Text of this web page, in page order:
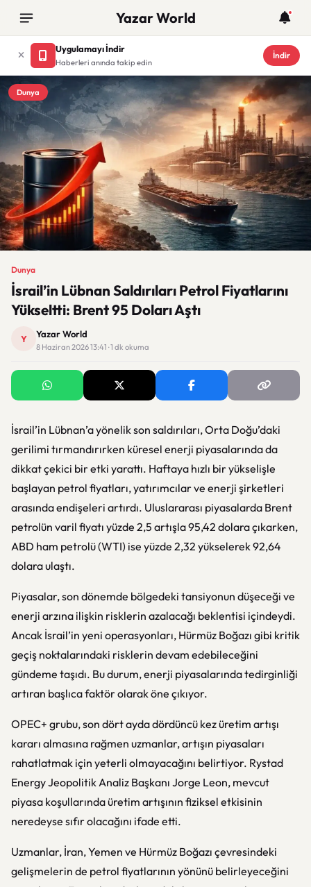
Yazar World
Uygulamayı İndir
Haberleri anında takip edin
İndir
Dunya
Dunya
İsrail’in Lübnan Saldırıları Petrol Fiyatlarını
Yükseltti: Brent 95 Doları Aştı
Y Yazar World
8 Haziran 2026 13:41 · 1 dk okuma
İsrail’in Lübnan’a yönelik son saldırıları, Orta Doğu’daki
gerilimi tırmandırırken küresel enerji piyasalarında da
dikkat çekici bir etki yarattı. Haftaya hızlı bir yükselişle
başlayan petrol fiyatları, yatırımcılar ve enerji şirketleri
arasında endişeleri artırdı. Uluslararası piyasalarda Brent
petrolün varil fiyatı yüzde 2,5 artışla 95,42 dolara çıkarken,
ABD ham petrolü (WTI) ise yüzde 2,32 yükselerek 92,64
dolara ulaştı.
Piyasalar, son dönemde bölgedeki tansiyonun düşeceği ve
enerji arzına ilişkin risklerin azalacağı beklentisi içindeydi.
Ancak İsrail’in yeni operasyonları, Hürmüz Boğazı gibi kritik
geçiş noktalarındaki risklerin devam edebileceğini
gündeme taşıdı. Bu durum, enerji piyasalarında tedirginliği
artıran başlıca faktör olarak öne çıkıyor.
OPEC+ grubu, son dört ayda dördüncü kez üretim artışı
kararı almasına rağmen uzmanlar, artışın piyasaları
rahatlatmak için yeterli olmayacağını belirtiyor. Rystad
Energy Jeopolitik Analiz Başkanı Jorge Leon, mevcut
piyasa koşullarında üretim artışının fiziksel etkisinin
neredeyse sıfır olacağını ifade etti.
Uzmanlar, İran, Yemen ve Hürmüz Boğazı çevresindeki
gelişmelerin de petrol fiyatlarının yönünü belirleyeceğini